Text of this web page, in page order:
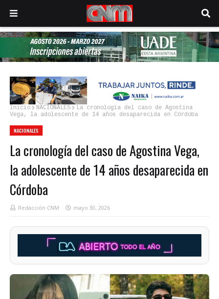
Inicio NACIONALES
La cronología del caso de Agostina
Vega, la adolescente de 14 años desaparecida en Córdoba
NACIONALES
La cronología del caso de Agostina Vega,
la adolescente de 14 años desaparecida en
Córdoba
Redacción CNM mayo 30, 2026